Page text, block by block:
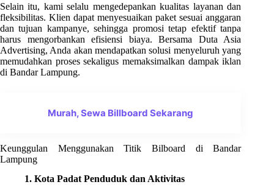
Selain itu, kami selalu mengedepankan kualitas layanan dan
fleksibilitas. Klien dapat menyesuaikan paket sesuai anggaran
dan tujuan kampanye, sehingga promosi tetap efektif tanpa
harus mengorbankan efisiensi biaya. Bersama Duta Asia
Advertising, Anda akan mendapatkan solusi menyeluruh yang
memudahkan proses sekaligus memaksimalkan dampak iklan
di Bandar Lampung.
Murah, Sewa Billboard Sekarang
Keunggulan Menggunakan Titik Bilboard di Bandar
Lampung
1. Kota Padat Penduduk dan Aktivitas